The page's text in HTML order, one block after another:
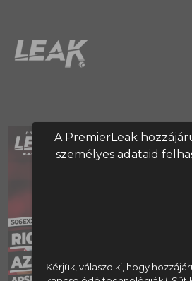
A PremierLeak
személyes adataid
Kérjük, válaszd ki, hogy